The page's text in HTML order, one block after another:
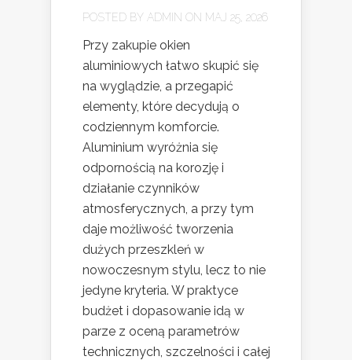
POSTED BY ADMIN ON MAJ 25, 2026
Przy zakupie okien
aluminiowych łatwo skupić się
na wyglądzie, a przegapić
elementy, które decydują o
codziennym komforcie.
Aluminium wyróżnia się
odpornością na korozję i
działanie czynników
atmosferycznych, a przy tym
daje możliwość tworzenia
dużych przeszkleń w
nowoczesnym stylu, lecz to nie
jedyne kryteria. W praktyce
budżet i dopasowanie idą w
parze z oceną parametrów
technicznych, szczelności i całej